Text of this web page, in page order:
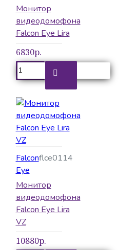
Монитор
видеодомофона
Falcon Eye Lira
6830р.
Falcon
Eye
flce0114
Монитор
видеодомофона
Falcon Eye Lira
VZ
10880р.